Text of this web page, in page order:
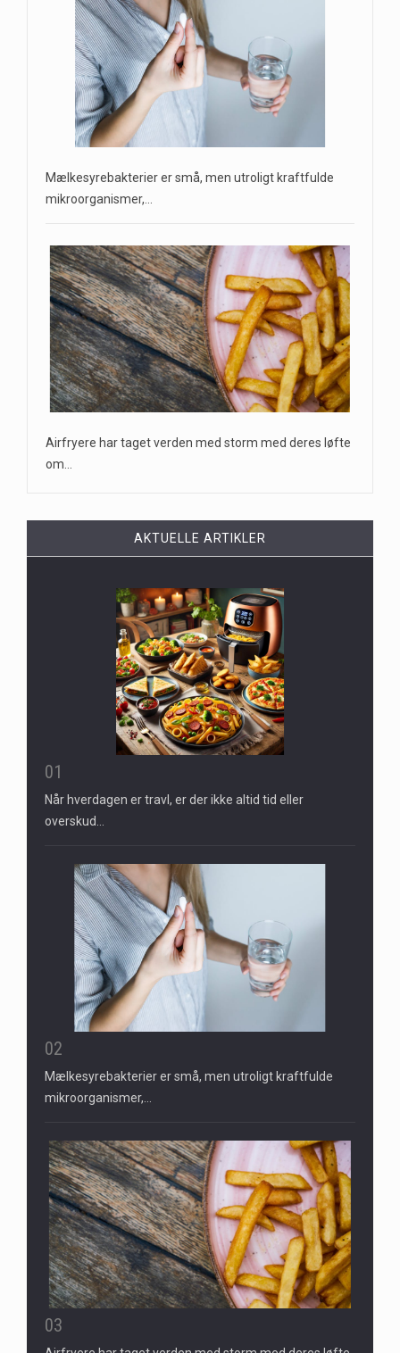
Mælkesyrebakterier er små, men utroligt kraftfulde
mikroorganismer,…
Airfryere har taget verden med storm med deres løfte
om…
AKTUELLE ARTIKLER
01
Når hverdagen er travl, er der ikke altid tid eller
overskud…
02
Mælkesyrebakterier er små, men utroligt kraftfulde
mikroorganismer,…
03